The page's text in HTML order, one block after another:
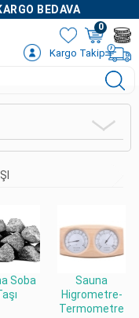
BEDAVA
0
Kargo Takip
Soba
Sauna
Higrometre-
Termometre